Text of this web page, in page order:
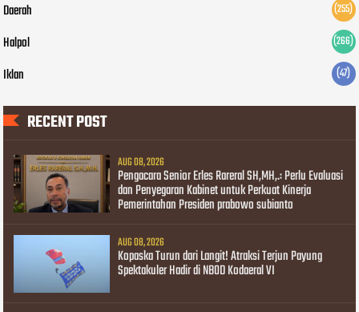
Daerah (255)
Halpol (266)
Iklan (47)
RECENT POST
AUG 08, 2026
Pengacara Senior Erles Rareral SH,MH,.: Perlu Evaluasi
dan Penyegaran Kabinet untuk Perkuat Kinerja
Pemerintahan Presiden prabowo subianto
AUG 08, 2026
Kopaska Turun dari Langit! Atraksi Terjun Payung
Spektakuler Hadir di NBOD Kodaeral VI